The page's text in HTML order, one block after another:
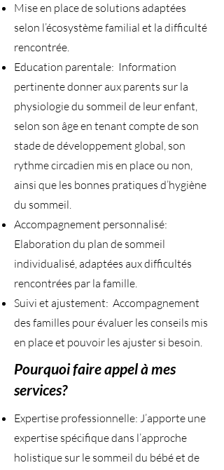
Mise en place de solutions adaptées
selon l’écosystème familial et la difficulté
rencontrée.
Education parentale: Information
pertinente donner aux parents sur la
physiologie du sommeil de leur enfant,
selon son âge en tenant compte de son
stade de développement global, son
rythme circadien mis en place ou non,
ainsi que les bonnes pratiques d’hygiène
du sommeil.
Accompagnement personnalisé:
Elaboration du plan de sommeil
individualisé, adaptées aux difficultés
rencontrées par la famille.
Suivi et ajustement: Accompagnement
des familles pour évaluer les conseils mis
en place et pouvoir les ajuster si besoin.
Pourquoi faire appel à mes
services?
Expertise professionnelle: J’apporte une
expertise spécifique dans l’approche
holistique sur le sommeil du bébé et de